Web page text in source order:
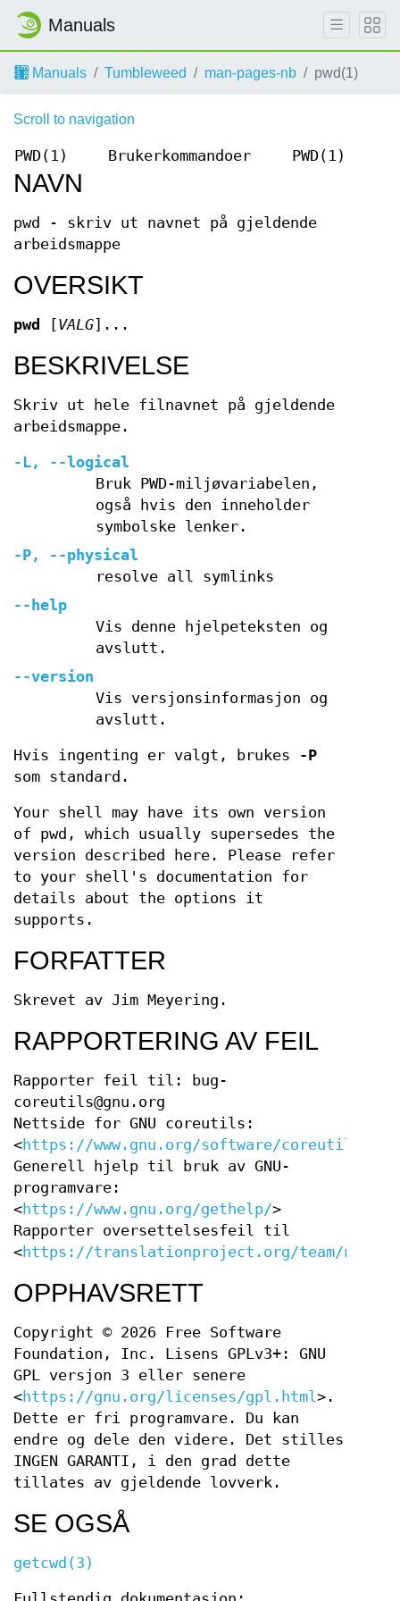
Manuals
Manuals Tumbleweed man-pages-nb pwd(1)
Scroll to navigation
PWD(1) Brukerkommandoer PWD(1)
NAVN
pwd - skriv ut navnet på gjeldende
arbeidsmappe
OVERSIKT
pwd [VALG]...
BESKRIVELSE
Skriv ut hele filnavnet på gjeldende
arbeidsmappe.
-L, --logical
Bruk PWD-miljøvariabelen,
også hvis den inneholder
symbolske lenker.
-P, --physical
resolve all symlinks
--help
Vis denne hjelpeteksten og
avslutt.
--version
Vis versjonsinformasjon og
avslutt.
Hvis ingenting er valgt, brukes
-P
som standard.
Your shell may have its own version
of pwd, which usually supersedes the
version described here. Please refer
to your shell's documentation for
details about the options it
supports.
FORFATTER
Skrevet av Jim Meyering.
RAPPORTERING AV FEIL
Rapporter feil til: bug-
coreutils@gnu.org
Nettside for GNU coreutils:
<https://www.gnu.org/software/coreutils/
Generell hjelp til bruk av GNU-
programvare:
<https://www.gnu.org/gethelp/>
Rapporter oversettelsesfeil til
<https://translationproject.org/team/
OPPHAVSRETT
Copyright © 2026 Free Software
Foundation, Inc. Lisens GPLv3+: GNU
GPL versjon 3 eller senere
<https://gnu.org/licenses/gpl.html>.
Dette er fri programvare. Du kan
endre og dele den videre. Det stilles
INGEN GARANTI, i den grad dette
tillates av gjeldende lovverk.
SE OGSÅ
getcwd(3)